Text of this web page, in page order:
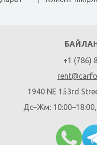
+1 (786)
1940 NE 153rd
Дс–Жм: